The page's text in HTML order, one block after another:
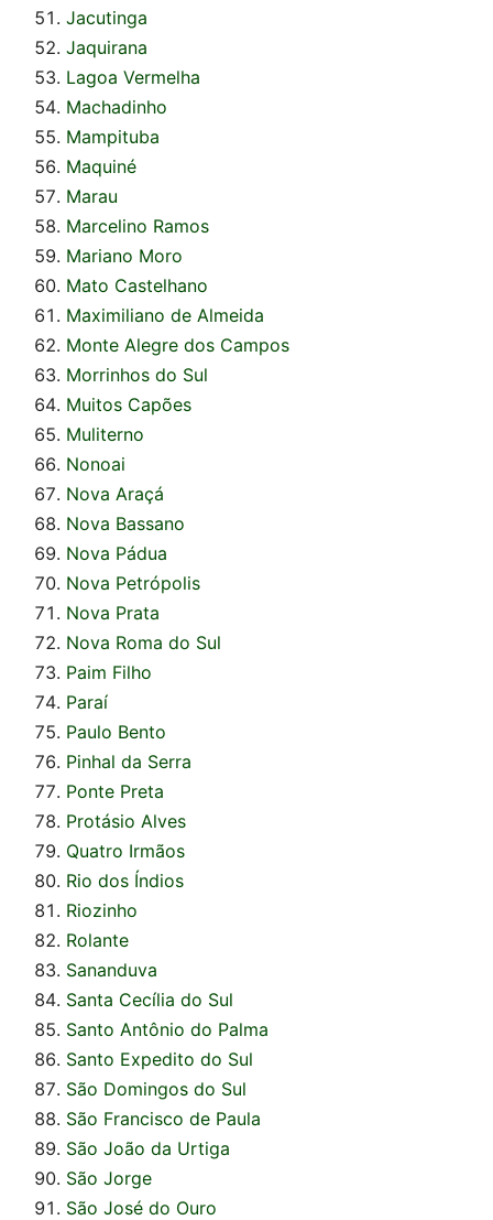
Jacutinga
Jaquirana
Lagoa Vermelha
Machadinho
Mampituba
Maquiné
Marau
Marcelino Ramos
Mariano Moro
Mato Castelhano
Maximiliano de Almeida
Monte Alegre dos Campos
Morrinhos do Sul
Muitos Capões
Muliterno
Nonoai
Nova Araçá
Nova Bassano
Nova Pádua
Nova Petrópolis
Nova Prata
Nova Roma do Sul
Paim Filho
Paraí
Paulo Bento
Pinhal da Serra
Ponte Preta
Protásio Alves
Quatro Irmãos
Rio dos Índios
Riozinho
Rolante
Sananduva
Santa Cecília do Sul
Santo Antônio do Palma
Santo Expedito do Sul
São Domingos do Sul
São Francisco de Paula
São João da Urtiga
São Jorge
São José do Ouro